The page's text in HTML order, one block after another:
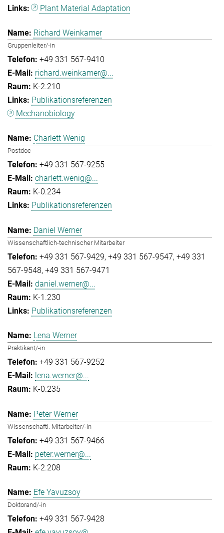
Plant Material Adaptation
Richard Weinkamer
Gruppenleiter/-in
+49 331 567-9410
richard.weinkamer@...
K-2.210
Publikationsreferenzen
Mechanobiology
Charlett Wenig
Postdoc
+49 331 567-9255
charlett.wenig@...
K-0.234
Publikationsreferenzen
Daniel Werner
Wissenschaftlich-technischer Mitarbeiter
+49 331 567-9429 +49 331 567-9547 +49 331
567-9548 +49 331 567-9471
daniel.werner@...
K-1.230
Publikationsreferenzen
Lena Werner
Praktikant/-in
+49 331 567-9252
lena.werner@...
K-0.235
Peter Werner
Wissenschaftl. Mitarbeiter/-in
+49 331 567-9466
peter.werner@...
K-2.208
Efe Yavuzsoy
Doktorand/-in
+49 331 567-9428